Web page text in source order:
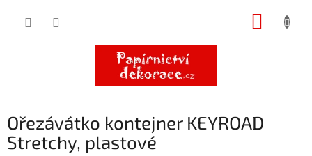
Ořezávátko kontejner KEYROAD
Stretchy, plastové